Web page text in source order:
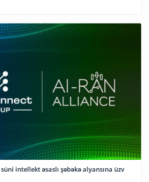
intellekt əsaslı şəbəkə alyansına üzv